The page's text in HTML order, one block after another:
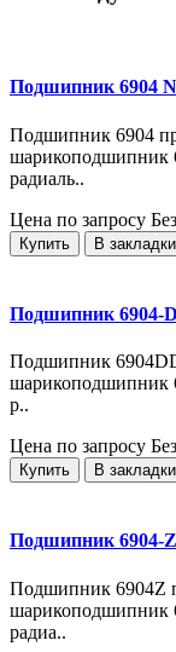
Подшипник 6904
Подшипник 6904
шарикоподшипник
радиаль..
Цена по запросу
Купить В закладки
Подшипник 6904-
Подшипник
шарикоподшипник
р..
Цена по запросу
Купить В закладки
Подшипник 6904-
Подшипник 6904Z
шарикоподшипник
радиа..